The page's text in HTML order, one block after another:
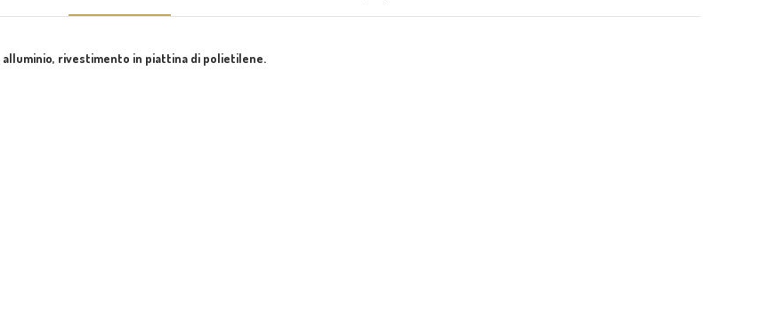
alluminio, rivestimento in piattina di polietilene.